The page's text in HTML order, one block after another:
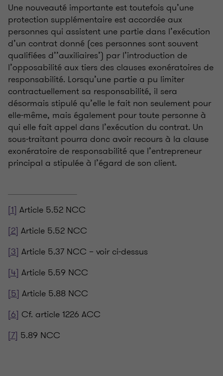
Une nouveauté importante est toutefois qu’une
protection supplémentaire est accordée aux
personnes qui assistent une partie dans l’exécution
d’un contrat donné (ces personnes sont souvent
qualifiées d’’auxiliaires’) par l’introduction de
l’opposabilité aux tiers des clauses exonératoires de
responsabilité. Lorsqu’une partie a pu limiter
contractuellement sa responsabilité, il sera
désormais stipulé qu’elle le fait non seulement pour
elle-même, mais également pour toute personne à
qui elle fait appel dans l’exécution du contrat. Un
sous-traitant pourra donc avoir recours à la clause
exonératoire de responsabilité que l’entrepreneur
principal a stipulée à l’égard de son client.
[1] Article 5.52 NCC
[2] Article 5.52 NCC
[3] Article 5.37 NCC – voir ci-dessus
[4] Article 5.59 NCC
[5] Article 5.88 NCC
[6] Cf. article 1226 ACC
[7] 5.89 NCC